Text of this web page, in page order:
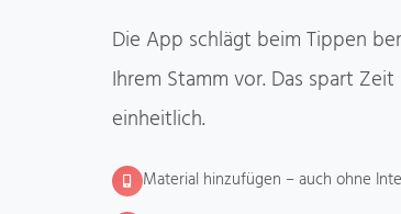
Die App schlägt beim Tippen
Ihrem Stamm vor. Das spart
einheitlich.
Material hinzufügen – auch ohne